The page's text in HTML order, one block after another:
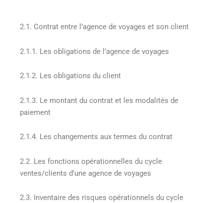
2.1. Contrat entre l’agence de voyages et son client
2.1.1. Les obligations de l’agence de voyages
2.1.2. Les obligations du client
2.1.3. Le montant du contrat et les modalités de
paiement
2.1.4. Les changements aux termes du contrat
2.2. Les fonctions opérationnelles du cycle
ventes/clients d’une agence de voyages
2.3. Inventaire des risques opérationnels du cycle